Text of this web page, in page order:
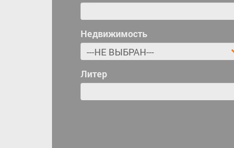
Недвижимость
Литер